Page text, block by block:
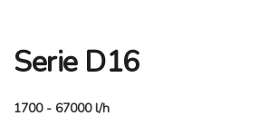
Serie D16
1700 - 67000 l/h